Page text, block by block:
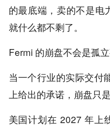
的最底端，卖的不是电
就什么都不剩了。
Fermi 的崩盘不会是孤立
当一个行业的实际交付
上给出的承诺，崩盘只
美国计划在 2027 年上